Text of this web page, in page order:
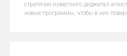
стратегию известного диджитал
новые программы, чтобы в них